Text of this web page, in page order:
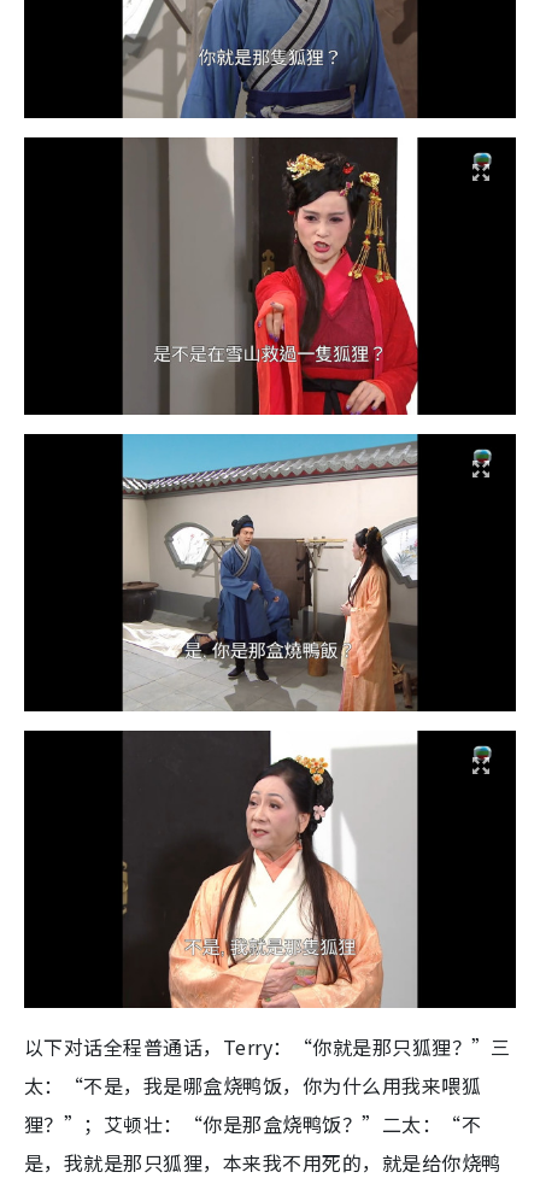
以下对话全程普通话，Terry：“你就是那只狐狸？”三
太：“不是，我是哪盒烧鸭饭，你为什么用我来喂狐
狸？”；艾顿壮：“你是那盒烧鸭饭？”二太：“不
是，我就是那只狐狸，本来我不用死的，就是给你烧鸭